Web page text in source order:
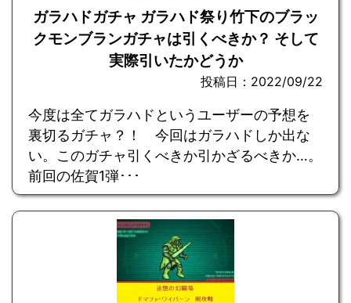
ガラハドガチャ ガラハド祭り竹下のブラッ
クモンブランガチャは引くべきか？ そして
実際引いたかどうか
投稿日：2022/09/22
今度は全てガラハドというユーザーの予想を
裏切るガチャ？！ 今回はガラハドしか出な
い。このガチャ引くべきか引かざるべきか…。
前回の佐賀1弾･･･